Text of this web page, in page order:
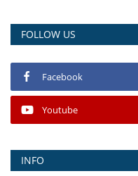
FOLLOW US
Facebook
Youtube
INFO